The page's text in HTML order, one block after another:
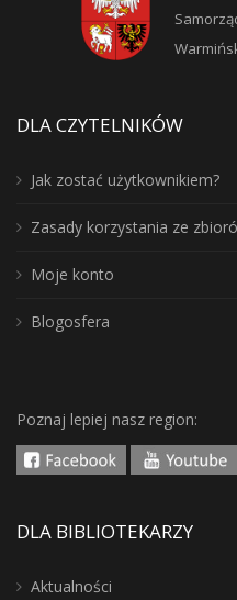
DLA CZYTELNIKÓW
Jak zostać użytkownikiem?
Zasady korzystania ze
Moje konto
Blogosfera
Poznaj lepiej nasz region:
DLA BIBLIOTEKARZY
Aktualności